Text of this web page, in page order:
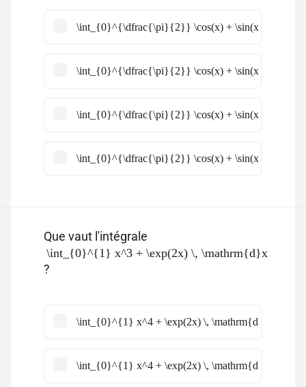
\int_{0}^{\dfrac{\pi}{2}} \cos(x) + \sin(x) \,
\int_{0}^{\dfrac{\pi}{2}} \cos(x) + \sin(x) \,
\int_{0}^{\dfrac{\pi}{2}} \cos(x) + \sin(x) \,
\int_{0}^{\dfrac{\pi}{2}} \cos(x) + \sin(x) \,
Que vaut l'intégrale
\int_{0}^{1} x^3 + \exp(2x) \, \mathrm{d}x
?
\int_{0}^{1} x^4 + \exp(2x) \, \mathrm{d}x = 1 -
\int_{0}^{1} x^4 + \exp(2x) \, \mathrm{d}x = 1 +